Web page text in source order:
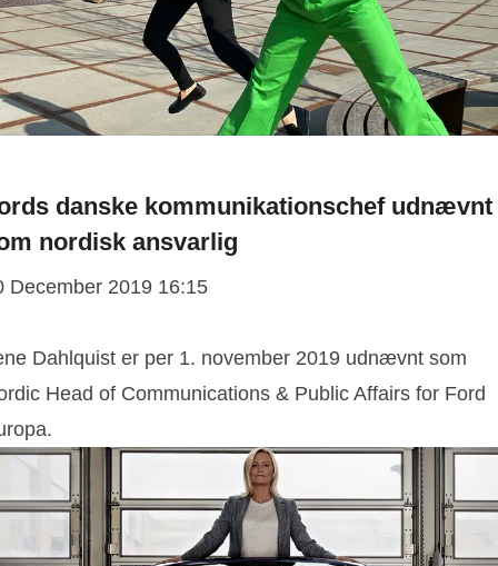
danske kommunikationschef udnævnt
nordisk ansvarlig
December 2019 16:15
Dahlquist er per 1. november 2019 udnævnt som
Head of Communications & Public Affairs for Ford